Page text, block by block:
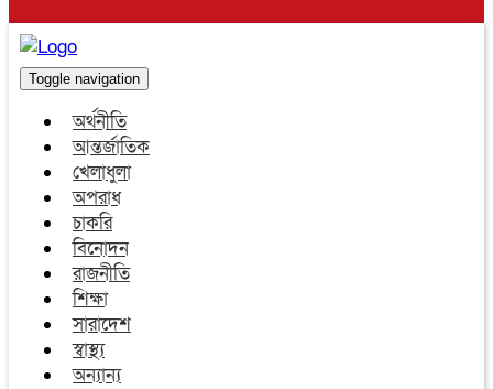
Toggle navigation
অর্থনীতি
আন্তর্জাতিক
খেলাধুলা
অপরাধ
চাকরি
বিনোদন
রাজনীতি
শিক্ষা
সারাদেশ
স্বাস্থ্য
অন্যান্য